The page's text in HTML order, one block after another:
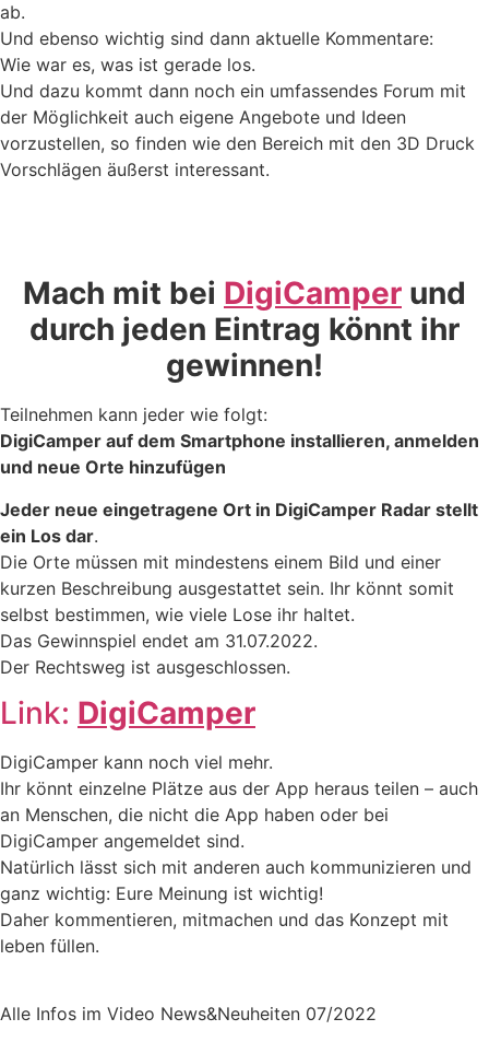
ab.
Und ebenso wichtig sind dann aktuelle Kommentare:
Wie war es, was ist gerade los.
Und dazu kommt dann noch ein umfassendes Forum mit
der Möglichkeit auch eigene Angebote und Ideen
vorzustellen, so finden wie den Bereich mit den 3D Druck
Vorschlägen äußerst interessant.
Mach mit bei DigiCamper und
durch jeden Eintrag könnt ihr
gewinnen!
Teilnehmen kann jeder wie folgt:
DigiCamper auf dem Smartphone installieren, anmelden
und neue Orte hinzufügen
Jeder neue eingetragene Ort in DigiCamper Radar stellt
ein Los dar.
Die Orte müssen mit mindestens einem Bild und einer
kurzen Beschreibung ausgestattet sein. Ihr könnt somit
selbst bestimmen, wie viele Lose ihr haltet.
Das Gewinnspiel endet am 31.07.2022.
Der Rechtsweg ist ausgeschlossen.
Link: DigiCamper
DigiCamper kann noch viel mehr.
Ihr könnt einzelne Plätze aus der App heraus teilen – auch
an Menschen, die nicht die App haben oder bei
DigiCamper angemeldet sind.
Natürlich lässt sich mit anderen auch kommunizieren und
ganz wichtig: Eure Meinung ist wichtig!
Daher kommentieren, mitmachen und das Konzept mit
leben füllen.
Alle Infos im Video News&Neuheiten 07/2022